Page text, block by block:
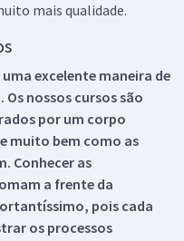
mais qualidade.
excelente maneira de
nossos cursos são
por um corpo
muito bem como as
Conhecer as
a frente da
pois cada
os processos